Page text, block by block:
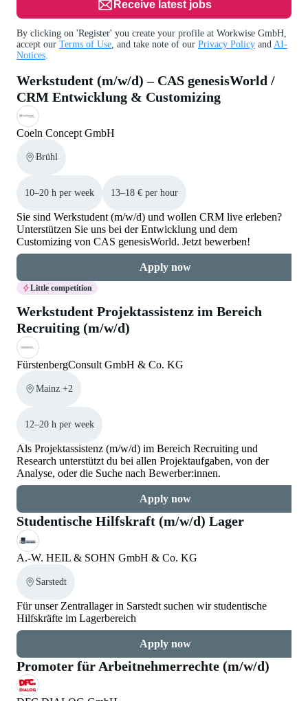
Receive latest jobs
By clicking on 'Register' you create your profile at Workwise GmbH,
accept our Terms of Use , and take note of our Privacy Policy and AI-
Notices
Werkstudent (m/w/d) – CAS genesisWorld /
CRM Entwicklung & Customizing
Coeln Concept GmbH
Brühl
10–20 h per week 13–18 € per hour
Sie sind Werkstudent (m/w/d) und wollen CRM live erleben?
Unterstützen Sie uns bei der Entwicklung und dem
Customizing von CAS genesisWorld. Jetzt bewerben!
Apply now
Little competition
Werkstudent Projektassistenz im Bereich
Recruiting (m/w/d)
FürstenbergConsult GmbH & Co. KG
Mainz +2
12–20 h per week
Als Projektassistenz (m/w/d) im Bereich Recruiting und
Research unterstützt du bei allen Projektaufgaben, von der
Analyse, oder die Suche nach Bewerber:innen.
Apply now
Studentische Hilfskraft (m/w/d) Lager
A.-W. HEIL & SOHN GmbH & Co. KG
Sarstedt
Für unser Zentrallager in Sarstedt suchen wir studentische
Hilfskräfte im Lagerbereich
Apply now
Promoter für Arbeitnehmerrechte (m/w/d)